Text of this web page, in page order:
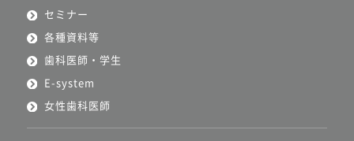
セミナー
各種資料等
歯科医師・学生
E-system
女性歯科医師